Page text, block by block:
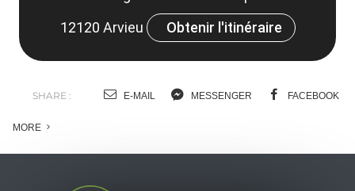
12120 Arvieu
Obtenir l'itinéraire
SHARE : E-MAIL MESSENGER FACEBOOK
MORE